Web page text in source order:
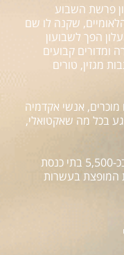
עלון פרשת השבוע
שקנה לו שם
הפך לשבועון
ומדורים קבועים
מגזין, טורים
מוכרים, אנשי אקדמיה
בכל מה שאקטואלי,
השבועון מופץ בעשרות אלפי עותקים בכ-5,500 בתי כנסת
המופצת בעשרות